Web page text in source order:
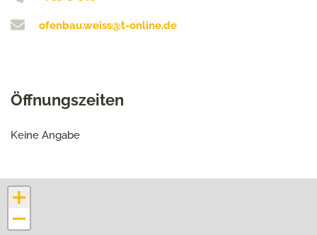
ofenbau.weiss@t-online.de
Öffnungszeiten
Keine Angabe
+
−